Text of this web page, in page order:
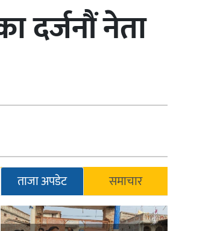
दर्जनौं नेता
ताजा अपडेट समाचार